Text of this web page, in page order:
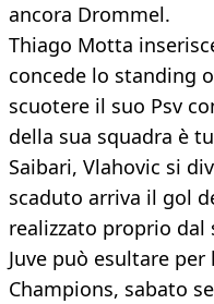
ancora Drommel.
Thiago Motta
concede lo standing
scuotere il suo Psv
della sua squadra è
Saibari, Vlahovic si
scaduto arriva il gol
realizzato proprio dal
Juve può esultare
Champions, sabato